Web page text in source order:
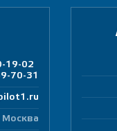
19-02
70-31
Москва